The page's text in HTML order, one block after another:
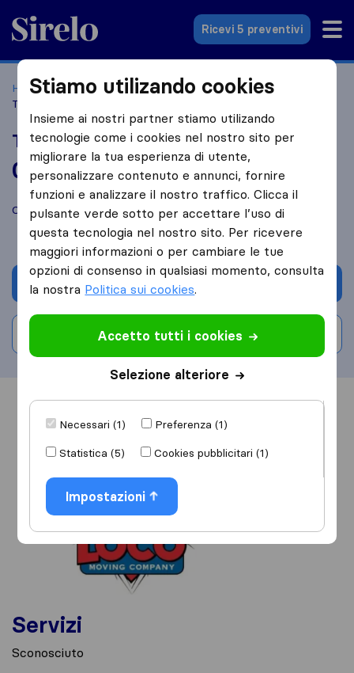
Sirelo.it
Ricevi 5 preventivi
Home Le 10 migliori aziende di traslochi in Italia
Tras Loco
Tras Loco
0,0 basato su
recensioni di Sirelo e Google
i
Confronta Tras Loco con altreaziende di traslochi di
Chiedi preventivo
Scrivi una recensione
Servizi
Sconosciuto
Stiamo utilizando cookies
Insieme ai nostri partner stiamo utilizando
tecnologie come i cookies nel nostro sito per
migliorare la tua esperienza di utente,
personalizzare contenuto e annunci, fornire
funzioni e analizzare il nostro traffico. Clicca il
pulsante verde sotto per accettare l’uso di
questa tecnologia nel nostro sito. Per ricevere
maggiori informazioni o per cambiare le tue
opzioni di consenso in qualsiasi momento, consulta
la nostra Politica sui cookies.
Accetto tutti i cookies
Selezione alteriore
Necessari (1)
Preferenza (1)
Statistica (5)
Cookies pubblicitari (1)
Impostazioni